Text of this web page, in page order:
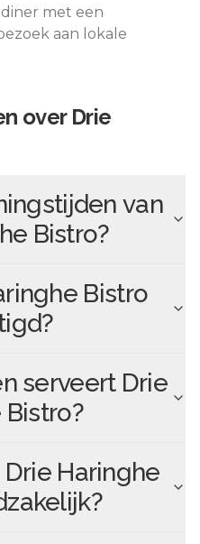
met een
aan lokale
over Drie
van
Bistro?
Bistro
serveert Drie
Bistro?
Drie Haringhe